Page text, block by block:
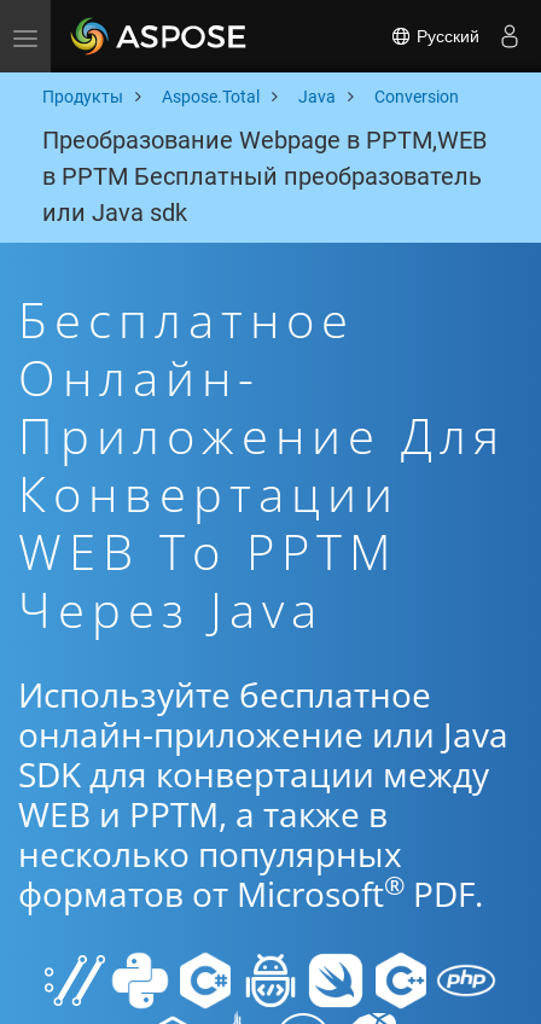
Toggle navigation Русский
Продукты Aspose.Total Java Conversion
Преобразование Webpage в PPTM,WEB
в PPTM Бесплатный преобразователь
или Java sdk
Бесплатное
Онлайн-
Приложение Для
Конвертации
WEB To PPTM
Через Java
Используйте бесплатное
онлайн-приложение или Java
SDK для конвертации между
WEB и PPTM, а также в
несколько популярных
форматов от Microsoft® PDF.